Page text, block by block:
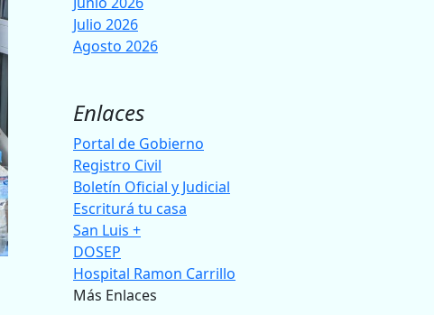
Julio 2026
Agosto 2026
Enlaces
Portal de Gobierno
Registro Civil
Boletín Oficial y Judicial
Escriturá tu casa
San Luis +
DOSEP
Hospital Ramon Carrillo
Más Enlaces